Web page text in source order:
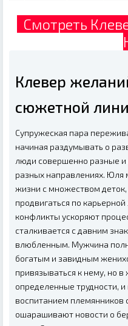
Смотреть
Клевер
сюжетной
Супружеская пара
начиная раздумывать о
люди совершенно разные и
разных направлениях. Юля
жизни с множеством
продвигаться по
конфликты ускоряют
сталкивается с давним
влюбленным. Мужчина
богатым и завидным
привязываться к нему, но
определенные трудности,
воспитанием племянников
ошарашивают новости о